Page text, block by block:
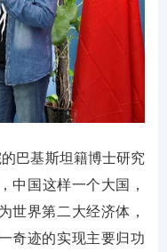
巴基斯坦籍博士研究
中国这样一个大国，
世界第二大经济体，
奇迹的实现主要归功